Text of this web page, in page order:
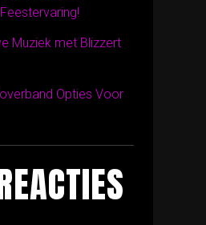
Muziek met Blizzert
Opties Voor